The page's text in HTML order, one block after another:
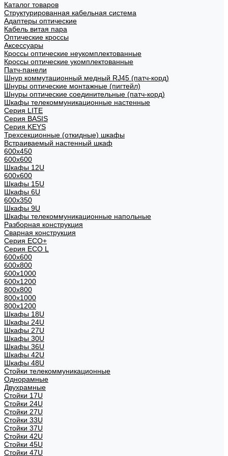
Каталог товаров
Структурированная кабельная система
Адаптеры оптические
Кабель витая пара
Оптические кроссы
Аксессуары
Кроссы оптические неукомплектованные
Кроссы оптические укомплектованные
Патч-панели
Шнур коммутационный медный RJ45 (патч-корд)
Шнуры оптические монтажные (пигтейл)
Шнуры оптические соединительные (патч-корд)
Шкафы телекоммуникационные настенные
Cерия LITE
Cерия BASIS
Cерия KEYS
Трехсекционные (откидные) шкафы
Встраиваемый настенный шкаф
600x450
600x600
Шкафы 12U
600x600
Шкафы 15U
Шкафы 6U
600x350
Шкафы 9U
Шкафы телекоммуникационные напольные
Разборная конструкция
Сварная конструкция
Серия ECO+
Серия ECO L
600x600
600x800
600х1000
600х1200
800x800
800х1000
800х1200
Шкафы 18U
Шкафы 24U
Шкафы 27U
Шкафы 30U
Шкафы 36U
Шкафы 42U
Шкафы 48U
Стойки телекоммуникационные
Однорамные
Двухрамные
Стойки 17U
Стойки 24U
Стойки 27U
Стойки 33U
Стойки 37U
Стойки 42U
Стойки 45U
Стойки 47U